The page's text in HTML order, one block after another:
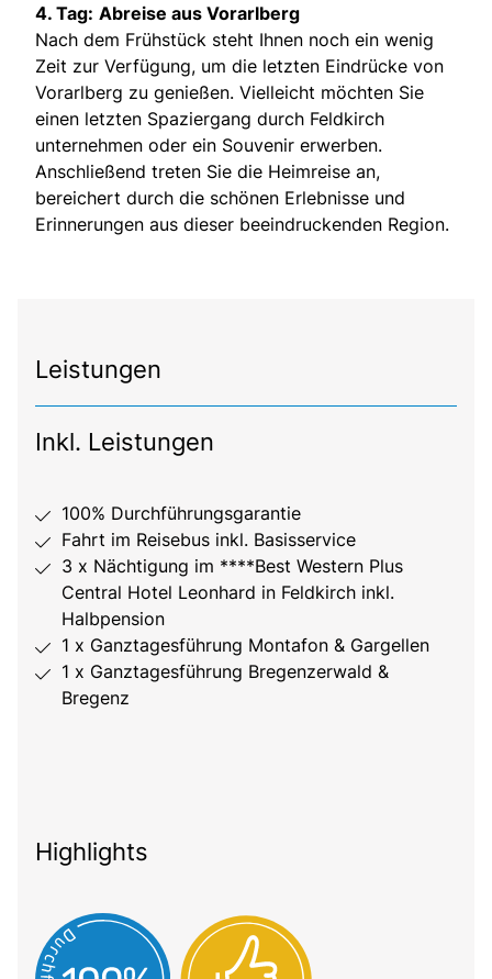
4. Tag: Abreise aus Vorarlberg
Nach dem Frühstück steht Ihnen noch ein wenig
Zeit zur Verfügung, um die letzten Eindrücke von
Vorarlberg zu genießen. Vielleicht möchten Sie
einen letzten Spaziergang durch Feldkirch
unternehmen oder ein Souvenir erwerben.
Anschließend treten Sie die Heimreise an,
bereichert durch die schönen Erlebnisse und
Erinnerungen aus dieser beeindruckenden Region.
Leistungen
Inkl. Leistungen
100% Durchführungsgarantie
Fahrt im Reisebus inkl. Basisservice
3 x Nächtigung im ****Best Western Plus
Central Hotel Leonhard in Feldkirch inkl.
Halbpension
1 x Ganztagesführung Montafon & Gargellen
1 x Ganztagesführung Bregenzerwald &
Bregenz
Highlights